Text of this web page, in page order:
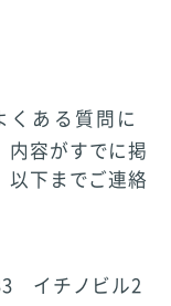
くある質問に
内容がすでに掲
以下までご連絡
イチノビル2